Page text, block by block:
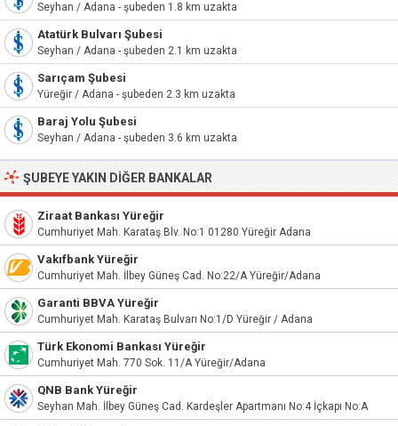
Seyhan / Adana - şubeden 1.8 km uzakta
Atatürk Bulvarı Şubesi
Seyhan / Adana - şubeden 2.1 km uzakta
Sarıçam Şubesi
Yüreğir / Adana - şubeden 2.3 km uzakta
Baraj Yolu Şubesi
Seyhan / Adana - şubeden 3.6 km uzakta
ŞUBEYE YAKIN DIĞER BANKALAR
Ziraat Bankası Yüreğir
Cumhuriyet Mah. Karataş Blv. No:1 01280 Yüreğir Adana
Vakıfbank Yüreğir
Cumhuriyet Mah. İlbey Güneş Cad. No:22/A Yüreğir/Adana
Garanti BBVA Yüreğir
Cumhuriyet Mah. Karataş Bulvarı No:1/D Yüreğir / Adana
Türk Ekonomi Bankası Yüreğir
Cumhuriyet Mah. 770 Sok. 11/A Yüreğir/Adana
QNB Bank Yüreğir
Seyhan Mah. İlbey Güneş Cad. Kardeşler Apartmanı No:4 İçkapı No:A